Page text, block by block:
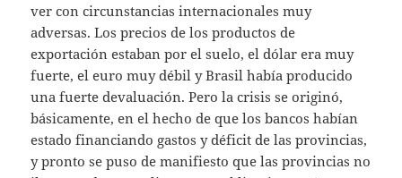
ver con circunstancias internacionales muy
adversas. Los precios de los productos de
exportación estaban por el suelo, el dólar era muy
fuerte, el euro muy débil y Brasil había producido
una fuerte devaluación. Pero la crisis se originó,
básicamente, en el hecho de que los bancos habían
estado financiando gastos y déficit de las provincias,
y pronto se puso de manifiesto que las provincias no